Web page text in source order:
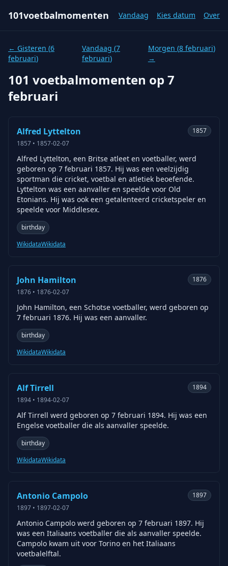
101voetbalmomenten Vandaag Kies datum Over
← Gisteren (6
februari)
Vandaag (7
februari)
Morgen (8 februari)
→
101 voetbalmomenten op 7
februari
Alfred Lyttelton
1857 • 1857-02-07
1857
Alfred Lyttelton, een Britse atleet en voetballer, werd
geboren op 7 februari 1857. Hij was een veelzijdig
sportman die cricket, voetbal en atletiek beoefende.
Lyttelton was een aanvaller en speelde voor Old
Etonians. Hij was ook een getalenteerd cricketspeler en
speelde voor Middlesex.
birthday
WikidataWikidata
John Hamilton
1876 • 1876-02-07
1876
John Hamilton, een Schotse voetballer, werd geboren op
7 februari 1876. Hij was een aanvaller.
birthday
WikidataWikidata
Alf Tirrell
1894 • 1894-02-07
1894
Alf Tirrell werd geboren op 7 februari 1894. Hij was een
Engelse voetballer die als aanvaller speelde.
birthday
WikidataWikidata
Antonio Campolo
1897 • 1897-02-07
1897
Antonio Campolo werd geboren op 7 februari 1897. Hij
was een Italiaans voetballer die als aanvaller speelde.
Campolo kwam uit voor Torino en het Italiaans
voetbalelftal.